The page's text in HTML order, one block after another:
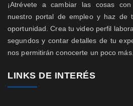
¡Atrévete a cambiar las cosas
nuestro portal de empleo y haz de
oportunidad. Crea tu video perfil
segundos y contar detalles de tu
nos permitirán conocerte un poco más.
LINKS DE INTERÉS